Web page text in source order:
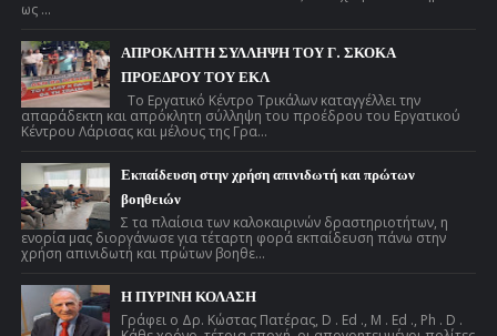
ως ...
ΑΠΡΟΚΛΗΤΗ ΣΥΛΛΗΨΗ ΤΟΥ Γ. ΣΚΟΚΑ
ΠΡΟΕΔΡΟΥ ΤΟΥ ΕΚΛ
Το Εργατικό Κέντρο Τρικάλων καταγγέλλει την
απαράδεκτη και απρόκλητη σύλληψη του προέδρου του Εργατικού
Κέντρου Λάρισας και μέλους της Γρα...
Εκπαίδευση στην χρήση απινιδωτή και πρώτων
βοηθειών
Σ τα πλαίσια των καλοκαιρινών δραστηριοτήτων, η
ενορία μας διοργάνωσε για τέταρτη φορά εκπαίδευση πάνω στην
χρήση απινιδωτή και πρώτων βοηθε...
Η ΠΥΡΙΝΗ ΚΟΛΑΣΗ
Γράφει ο Δρ. Κώστας Πατέρας, D . Ed ., M . Ed ., Ph . D .